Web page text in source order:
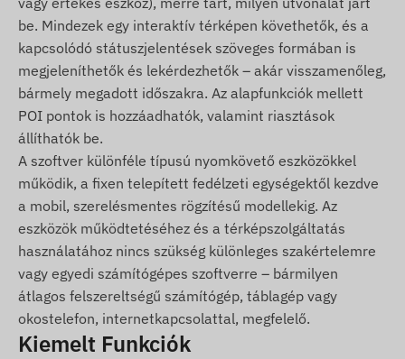
Üzembehelyezési útmutató
SIM tű és SIM adapter készlet
Hordtáska a biztonságos tároláshoz
Használati feltételek
A készülék normál működéséhez aktív kapcsolat
szükséges a helymeghatározó
műholdrendszerekkel és a mobilszolgáltatók
hálózatával. Ezek biztosítják az adatgyűjtést,
továbbítást és a kommunikációt a felhasználó
telefonjával vagy a központi szerverrel. A készülék
a benne elhelyezett (cserélhető) SIM kártyán
keresztül kommunikál a mobilhálózatokon.
Működési Régió
be. Mindezek egy interaktív térképen követhetők, és a
kapcsolódó státuszjelentések szöveges formában is
megjeleníthetők és lekérdezhetők – akár visszamenőleg,
bármely megadott időszakra. Az alapfunkciók mellett
POI pontok is hozzáadhatók, valamint riasztások
állíthatók be.
A szoftver különféle típusú nyomkövető eszközökkel
működik, a fixen telepített fedélzeti egységektől kezdve
a mobil, szerelésmentes rögzítésű modellekig. Az
eszközök működtetéséhez és a térképszolgáltatás
használatához nincs szükség különleges szakértelemre
vagy egyedi számítógépes szoftverre – bármilyen
átlagos felszereltségű számítógép, táblagép vagy
okostelefon, internetkapcsolattal, megfelelő.
Kiemelt Funkciók